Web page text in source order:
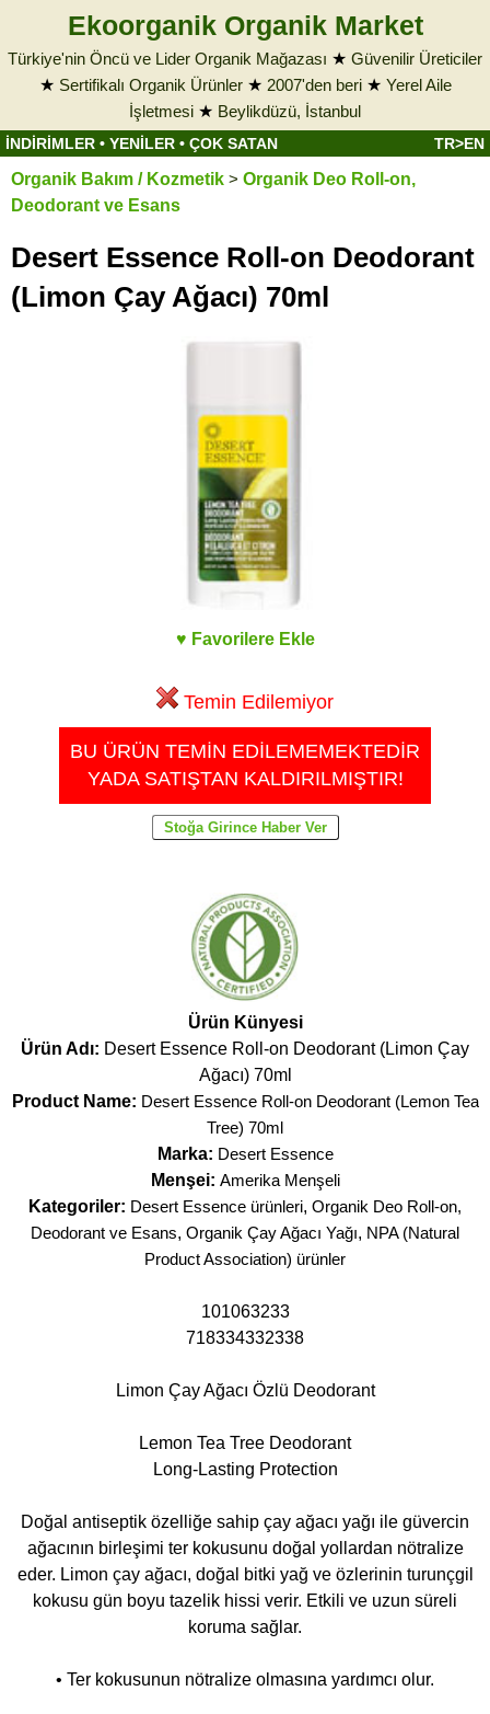
Ekoorganik Organik Market
Türkiye'nin Öncü ve Lider Organik Mağazası ★ Güvenilir Üreticiler
★ Sertifikalı Organik Ürünler★ 2007'den beri★ Yerel Aile
İşletmesi ★ Beylikdüzü, İstanbul
İNDİRİMLER • YENİLER • ÇOK SATAN TR>EN
Organik Bakım / Kozmetik > Organik Deo Roll-on,
Deodorant ve Esans
Desert Essence Roll-on Deodorant
(Limon Çay Ağacı) 70ml
♥ Favorilere Ekle
Temin Edilemiyor
BU ÜRÜN TEMİN EDİLEMEMEKTEDİR
YADA SATIŞTAN KALDIRILMIŞTIR!
Ürün Künyesi
Ürün Adı: Desert Essence Roll-on Deodorant (Limon Çay
Ağacı) 70ml
Product Name: Desert Essence Roll-on Deodorant (Lemon Tea
Tree) 70ml
Marka: Desert Essence
Menşei: Amerika Menşeli
Kategoriler: Desert Essence ürünleri, Organik Deo Roll-on,
Deodorant ve Esans, Organik Çay Ağacı Yağı, NPA (Natural
Product Association) ürünler
101063233
718334332338
Limon Çay Ağacı Özlü Deodorant
Lemon Tea Tree Deodorant
Long-Lasting Protection
Doğal antiseptik özelliğe sahip çay ağacı yağı ile güvercin
ağacının birleşimi ter kokusunu doğal yollardan nötralize
eder. Limon çay ağacı, doğal bitki yağ ve özlerinin turunçgil
kokusu gün boyu tazelik hissi verir. Etkili ve uzun süreli
koruma sağlar.
• Ter kokusunun nötralize olmasına yardımcı olur.